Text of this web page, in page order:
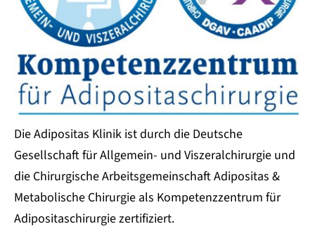
Die Adipositas Klinik ist durch die Deutsche
Gesellschaft für Allgemein- und Viszeralchirurgie und
die Chirurgische Arbeitsgemeinschaft Adipositas &
Metabolische Chirurgie als Kompetenzzentrum für
Adipositaschirurgie zertifiziert.